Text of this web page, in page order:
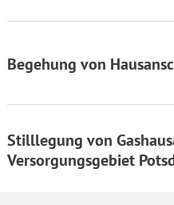
Begehung von
Stilllegung von
Versorgungsgebiet